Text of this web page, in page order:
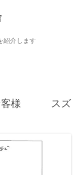
紹介します
お客様 スズ